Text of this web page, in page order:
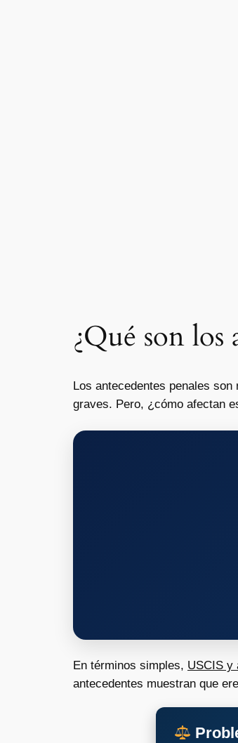
¿Qué son los
Los antecedentes penales
graves. Pero, ¿cómo afectan
En términos simples, USCIS y
antecedentes muestran que